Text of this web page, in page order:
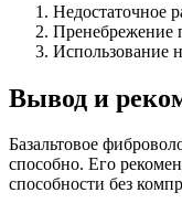
Недостаточное
Пренебрежение
Использование
Вывод и
Базальтовое
способно. Его
способности без